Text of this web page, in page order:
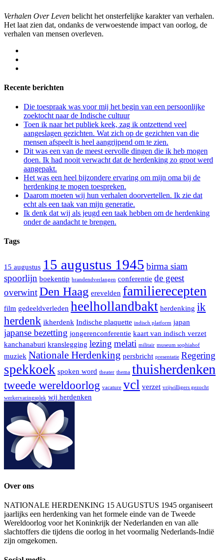
Verhalen Over Leven belicht het onsterfelijke karakter van verhalen.
Het laat zien dat, ondanks de verwoestende impact van oorlog, de
verhalen van mensen overleven.
Recente berichten
Die toespraak was voor mij het begin van een persoonlijke
zoektocht naar de Indische cultuur
Toen ik naar het publiek keek, zag ik ontzettend veel
aangeslagen gezichten. Wat zich op de gezichten van die
mensen afspeelt is heel aangrijpend om te zien.
Dit was een van de meest eervolle dingen die ik heb mogen
doen. Ik had nooit verwacht dat de herdenking zo groot werd
aangepakt.
Het was een heel bijzondere ervaring om mijn oma bij de
herdenking te mogen toespreken.
Daarom moeten wij hun verhalen doorvertellen. Ik zie dat
echt als een taak van mijn generatie.
Ik denk dat wij als jeugd een taak hebben om de herdenking
onder de aandacht te brengen.
Tags
15 augustus 15 augustus 1945 birma siam
spoorlijn boekentip brandendverlangen conferentie de geest
overwintDen Haag erevelden familierecepten
film gedeeldverleden heelhollandbakt herdenking ik
herdenk ikherdenk Indische plaquette indisch platform japan
japanse bezetting jongerenconferentie kaart van indisch verzet
kanchanaburi kranslegging lezing melati militair museum sophiahof
muziek Nationale Herdenking persbricht presentatie Regering
spekkoek spoken word theater thema thuisherdenken
tweede wereldoorlog vacature vcl verzet vrijwilligers gezocht
werkervaringsplek wij herdenken
Over ons
NATIONALE HERDENKING 15 AUGUSTUS 1945 organiseert
jaarlijks een herdenking van het formele einde van de Tweede
Wereldoorlog voor het Koninkrijk der Nederlanden en van alle
slachtoffers die tijdens die oorlog in het voormalig Nederlands-Indië
zijn omgekomen.